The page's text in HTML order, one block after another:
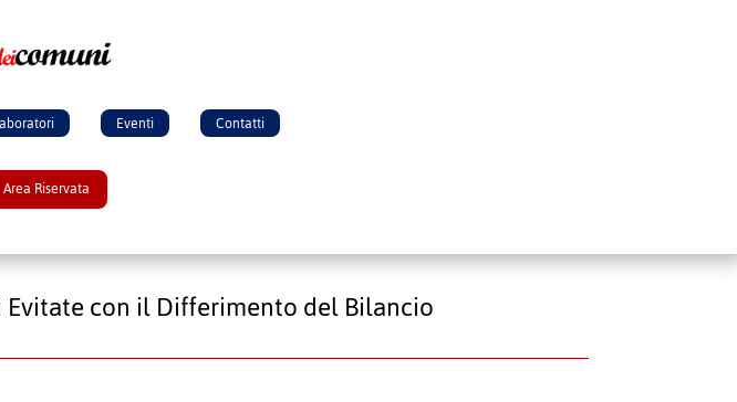
Eventi Contatti
Area Riservata
Evitate con il Differimento del Bilancio